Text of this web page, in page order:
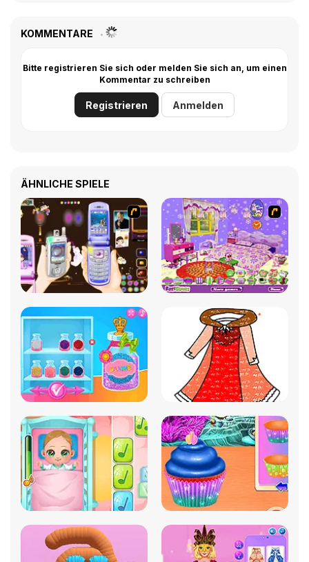
KOMMENTARE
Bitte registrieren Sie sich oder melden Sie sich an, um einen
Kommentar zu schreiben
Registrieren Anmelden
ÄHNLICHE SPIELE